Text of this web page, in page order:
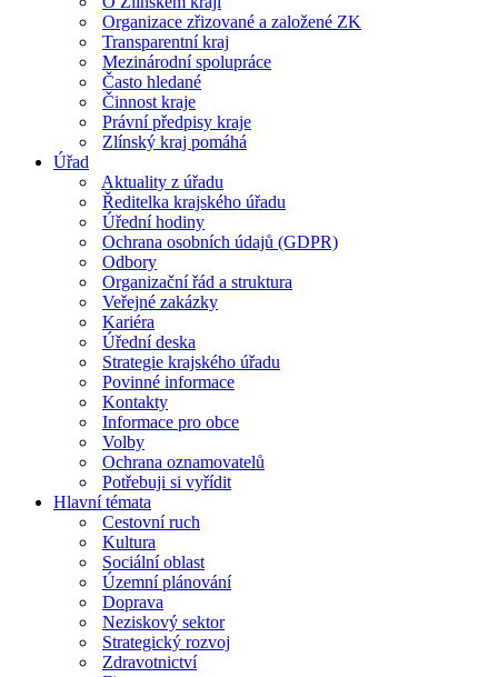
Organizace zřizované a založené ZK
Transparentní kraj
Mezinárodní spolupráce
Často hledané
Činnost kraje
Právní předpisy kraje
Zlínský kraj pomáhá
Úřad
Aktuality z úřadu
Ředitelka krajského úřadu
Úřední hodiny
Ochrana osobních údajů (GDPR)
Odbory
Organizační řád a struktura
Veřejné zakázky
Kariéra
Úřední deska
Strategie krajského úřadu
Povinné informace
Kontakty
Informace pro obce
Volby
Ochrana oznamovatelů
Potřebuji si vyřídit
Hlavní témata
Cestovní ruch
Kultura
Sociální oblast
Územní plánování
Doprava
Neziskový sektor
Strategický rozvoj
Zdravotnictví